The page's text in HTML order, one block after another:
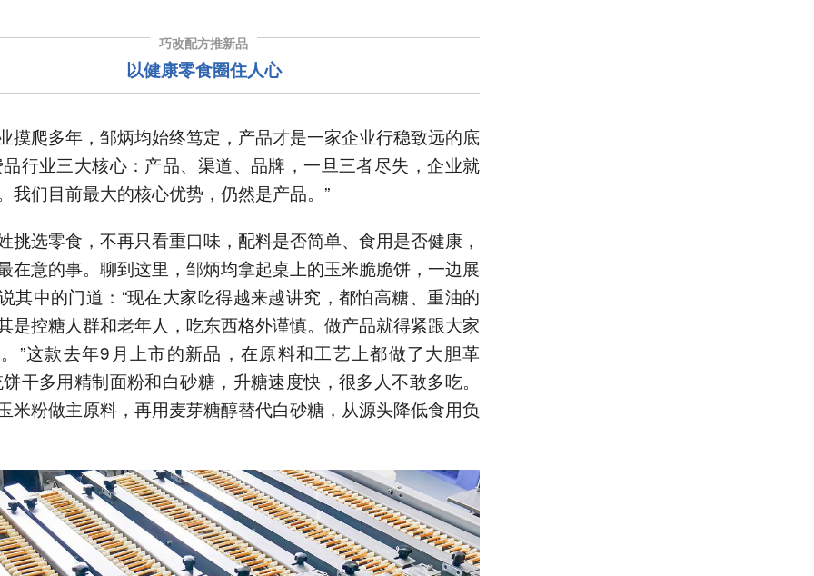
巧改配方推新品
以健康零食圈住人心
摸爬多年，邹炳均始终笃定，产品才是一家企业行稳致远的底
品行业三大核心：产品、渠道、品牌，一旦三者尽失，企业就
我们目前最大的核心优势，仍然是产品。”
挑选零食，不再只看重口味，配料是否简单、食用是否健康，
在意的事。聊到这里，邹炳均拿起桌上的玉米脆脆饼，一边展
其中的门道：“现在大家吃得越来越讲究，都怕高糖、重油的
是控糖人群和老年人，吃东西格外谨慎。做产品就得紧跟大家
”这款去年9月上市的新品，在原料和工艺上都做了大胆革
干多用精制面粉和白砂糖，升糖速度快，很多人不敢多吃。
米粉做主原料，再用麦芽糖醇替代白砂糖，从源头降低食用负